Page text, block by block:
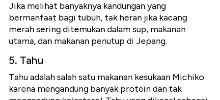
Jika melihat banyaknya kandungan yang
bermanfaat bagi tubuh, tak heran jika kacang
merah sering ditemukan dalam sup, makanan
utama, dan makanan penutup di Jepang.
5. Tahu
Tahu adalah salah satu makanan kesukaan Michiko
karena mengandung banyak protein dan tak